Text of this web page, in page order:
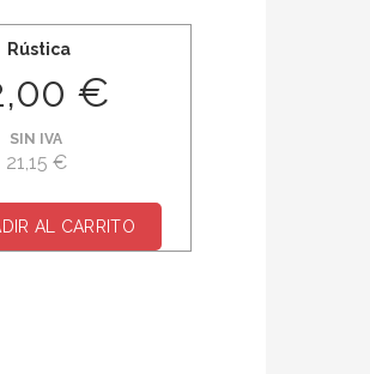
Rústica
€
SIN IVA
21,15 €
AL CARRITO